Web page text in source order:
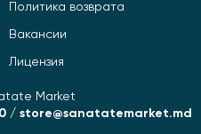
Политика возврата
Вакансии
Лицензия
Market
/ store@sanatatemarket.md